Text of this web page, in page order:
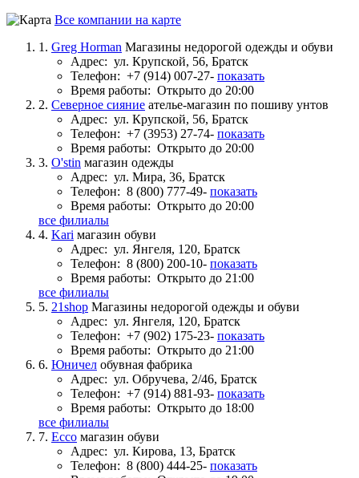
Все компании на карте
1. Greg Horman Магазины недорогой одежды и обуви
Адрес: ул. Крупской, 56, Братск
Телефон: +7 (914) 007-27- показать
Время работы: Открыто до 20:00
2. Северное сияние ателье-магазин по пошиву унтов
Адрес: ул. Крупской, 56, Братск
Телефон: +7 (3953) 27-74- показать
Время работы: Открыто до 20:00
3. O'stin магазин одежды
Адрес: ул. Мира, 36, Братск
Телефон: 8 (800) 777-49- показать
Время работы: Открыто до 20:00
все филиалы
4. Kari магазин обуви
Адрес: ул. Янгеля, 120, Братск
Телефон: 8 (800) 200-10- показать
Время работы: Открыто до 21:00
все филиалы
5. 21shop Магазины недорогой одежды и обуви
Адрес: ул. Янгеля, 120, Братск
Телефон: +7 (902) 175-23- показать
Время работы: Открыто до 21:00
6. Юничел обувная фабрика
Адрес: ул. Обручева, 2/46, Братск
Телефон: +7 (914) 881-93- показать
Время работы: Открыто до 18:00
все филиалы
7. Ecco магазин обуви
Адрес: ул. Кирова, 13, Братск
Телефон: 8 (800) 444-25- показать